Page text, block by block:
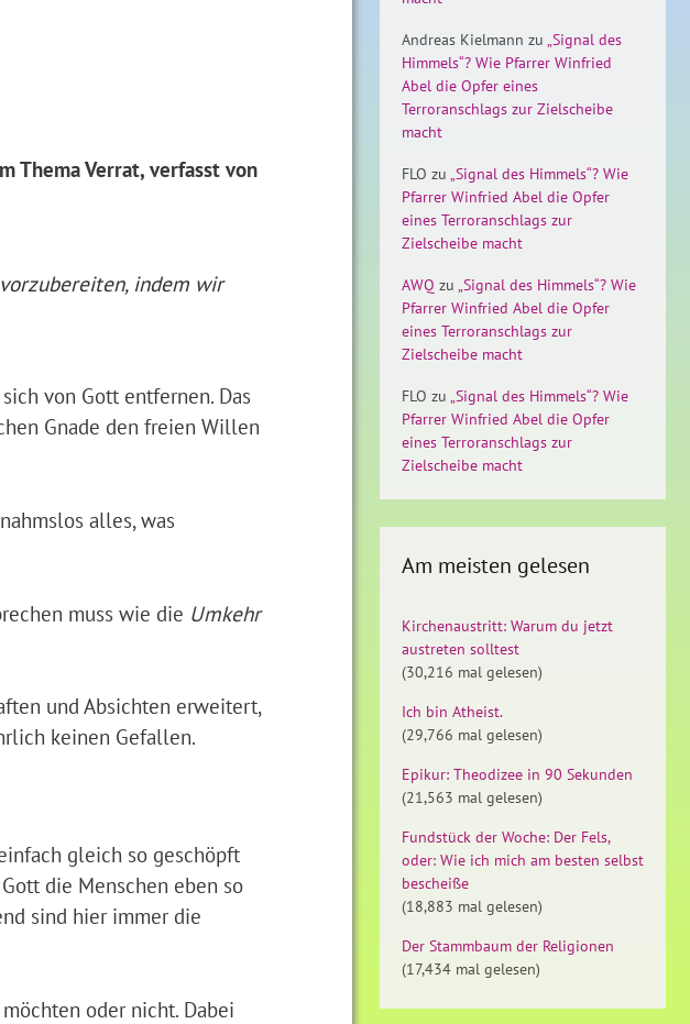
Thema Verrat, verfasst von
indem wir
von Gott entfernen. Das
Gnade den freien Willen
alles, was
muss wie die Umkehr
und Absichten erweitert,
keinen Gefallen.
gleich so geschöpft
die Menschen eben so
sind hier immer die
oder nicht. Dabei
Andreas Kielmann zu „Signal des
Himmels“? Wie Pfarrer Winfried
Abel die Opfer eines
Terroranschlags zur Zielscheibe
macht
FLO zu „Signal des Himmels“? Wie
Pfarrer Winfried Abel die Opfer
eines Terroranschlags zur
Zielscheibe macht
AWQ zu „Signal des Himmels“? Wie
Pfarrer Winfried Abel die Opfer
eines Terroranschlags zur
Zielscheibe macht
FLO zu „Signal des Himmels“? Wie
Pfarrer Winfried Abel die Opfer
eines Terroranschlags zur
Zielscheibe macht
Am meisten gelesen
Kirchenaustritt: Warum du jetzt
austreten solltest
(30,216 mal gelesen)
Ich bin Atheist.
(29,766 mal gelesen)
Epikur: Theodizee in 90 Sekunden
(21,563 mal gelesen)
Fundstück der Woche: Der Fels,
oder: Wie ich mich am besten selbst
bescheiße
(18,883 mal gelesen)
Der Stammbaum der Religionen
(17,434 mal gelesen)